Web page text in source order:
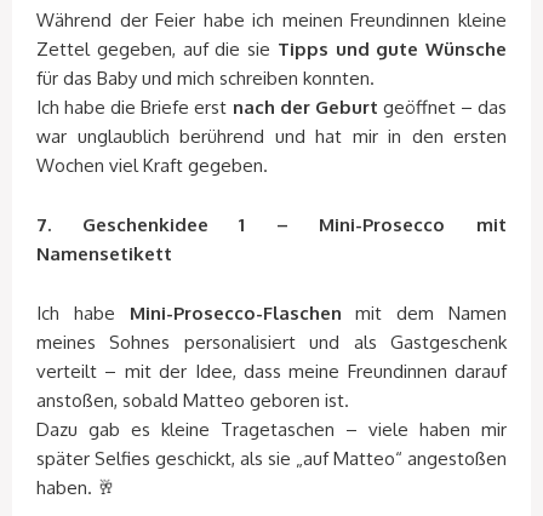
Während der Feier habe ich meinen Freundinnen kleine
Zettel gegeben, auf die sie Tipps und gute Wünsche
für das Baby und mich schreiben konnten.
Ich habe die Briefe erst nach der Geburt geöffnet – das
war unglaublich berührend und hat mir in den ersten
Wochen viel Kraft gegeben.
7. Geschenkidee 1 – Mini-Prosecco mit
Namensetikett
Ich habe Mini-Prosecco-Flaschen mit dem Namen
meines Sohnes personalisiert und als Gastgeschenk
verteilt – mit der Idee, dass meine Freundinnen darauf
anstoßen, sobald Matteo geboren ist.
Dazu gab es kleine Tragetaschen – viele haben mir
später Selfies geschickt, als sie „auf Matteo“ angestoßen
haben. 🥂